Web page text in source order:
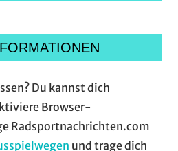
Du kannst dich
Browser-
Radsportnachrichten.com
und trage dich